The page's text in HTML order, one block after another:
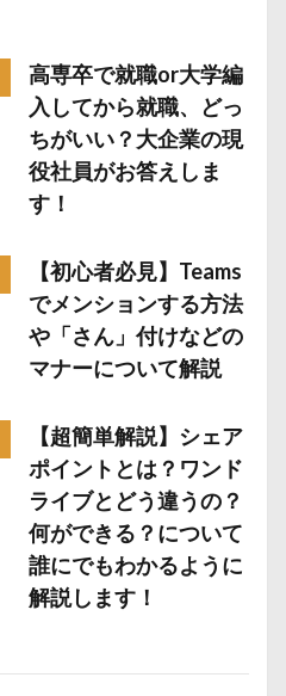
高専卒で就職or大学編
入してから就職、どっ
ちがいい？大企業の現
役社員がお答えしま
す！
【初心者必見】Teams
でメンションする方法
や「さん」付けなどの
マナーについて解説
【超簡単解説】シェア
ポイントとは？ワンド
ライブとどう違うの？
何ができる？について
誰にでもわかるように
解説します！